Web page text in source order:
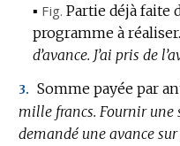
▪ Fig. Partie déjà faite
programme à réaliser.
d’avance. J’ai pris de
3. Somme payée par
mille francs. Fournir une
demandé une avance